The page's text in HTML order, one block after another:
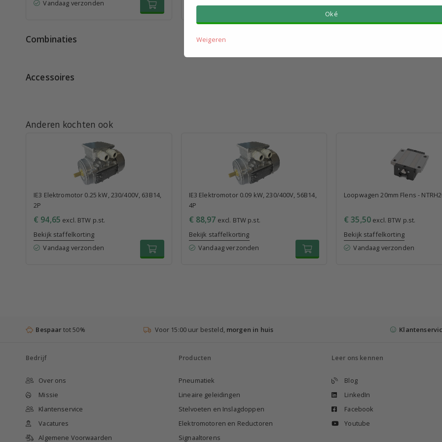
Vandaag verzonden
Combinaties
Accessoires
Anderen kochten ook
IE3 Elektromotor 0.25 kW, 230/400V, 63B14,
2P
€ 94,65 excl. BTW p.st.
Bekijk staffelkorting
Vandaag verzonden
IE3 Elektromotor 0.09 kW, 230/400V, 56B14,
4P
€ 88,97 excl. BTW p.st.
Bekijk staffelkorting
Vandaag verzonden
Loopwagen 20mm Flens -
€ 35,50 excl. BTW p.st.
Bekijk staffelkorting
Vandaag verzonden
Bespaar tot 50% Voor 15:00 uur besteld, morgen in huis
Bedrijf
Over ons
Missie
Klantenservice
Vacatures
Algemene Voorwaarden
Producten
Pneumatiek
Lineaire geleidingen
Stelvoeten en Inslagdoppen
Elektromotoren en Reductoren
Signaaltorens
Leer ons kennen
Blog
LinkedIn
Facebook
Youtube
Oké
Weigeren